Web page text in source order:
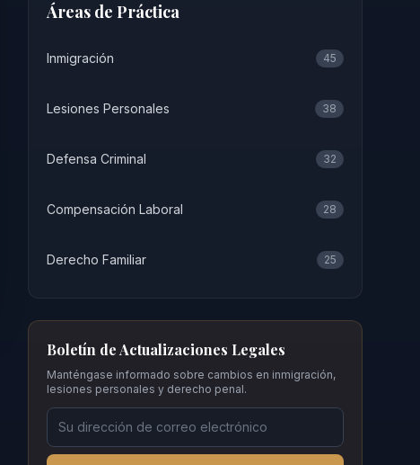
Áreas de Práctica
Inmigración 45
Lesiones Personales 38
Defensa Criminal 32
Compensación Laboral 28
Derecho Familiar 25
Boletín de Actualizaciones Legales
Manténgase informado sobre cambios en inmigración,
lesiones personales y derecho penal.